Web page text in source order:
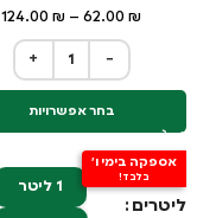
62.00 ₪
–
124.00 ₪
+ −
בחר אפשרויות
אספקה בימי ו'
בלבד!
ליטרים
1 ליטר